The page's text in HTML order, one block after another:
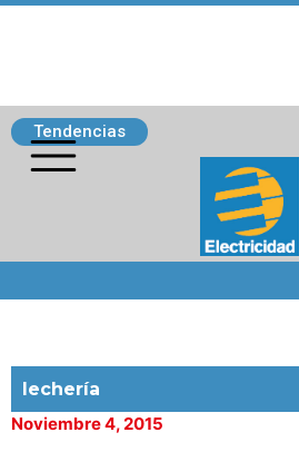
Tendencias
lechería
Noviembre 4, 2015